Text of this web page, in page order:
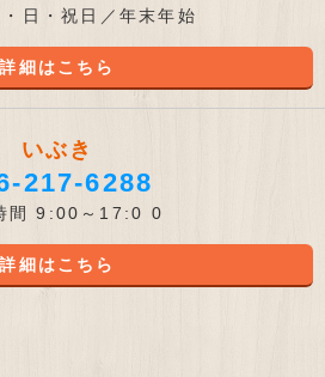
日・祝日／年末年始
詳細はこちら
いぶき
217-6288
間 9:00～17:0 0
詳細はこちら